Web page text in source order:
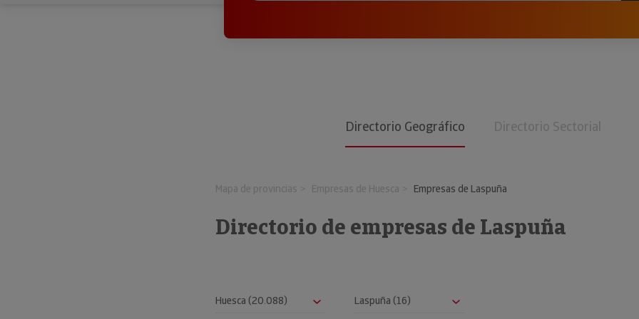
Directorio Geográfico Directorio Sectorial
Mapa de provincias Empresas de Huesca Empresas de Laspuña
Directorio de empresas de Laspuña